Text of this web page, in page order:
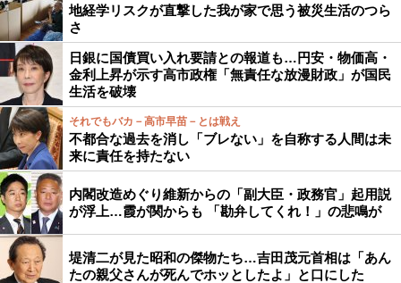
地経学リスクが直撃した我が家で思う被災生活のつら
さ
日銀に国債買い入れ要請との報道も…円安・物価高・
金利上昇が示す高市政権「無責任な放漫財政」が国民
生活を破壊
それでもバカ－高市早苗－とは戦え
不都合な過去を消し「ブレない」を自称する人間は未
来に責任を持たない
内閣改造めぐり維新からの「副大臣・政務官」起用説
が浮上…霞が関からも 「勘弁してくれ！」の悲鳴が
堤清二が見た昭和の傑物たち…吉田茂元首相は「あん
たの親父さんが死んでホッとしたよ」と口にした